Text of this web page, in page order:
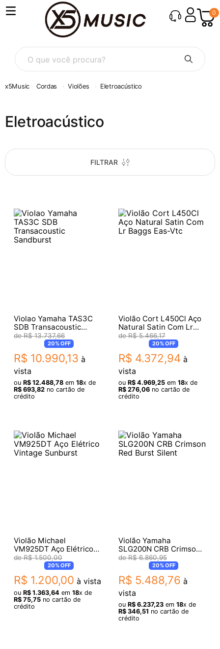
0
O que você procura?
Cordas Violões Eletroacústico
Eletroacústico
FILTRAR
Violao Yamaha TAS3C
SDB Transacoustic
Sandburst
R$ 13.737,66
20%OFF
R$ 10.990,13 à
vista
ou R$ 12.488,78em 18x de
R$ 693,82no cartão de
crédito
Violão Cort L450Cl Aço
Natural Satin Com Lr
Baggs Eas-Vtc
R$ 5.466,17
20%OFF
R$ 4.372,94 à
vista
ou R$ 4.969,25em 18x de
R$ 276,06no cartão de
crédito
Violão Michael
VM925DT Aço Elétrico
Vintage Sunburst
R$ 1.500,00
20%OFF
R$ 1.200,00 à vista
ou R$ 1.363,64em 18x de
R$ 75,75no cartão de
crédito
Violão Yamaha
SLG200N CRB Crimson
Red Burst Silent
R$ 6.860,95
20%OFF
R$ 5.488,76 à
vista
ou R$ 6.237,23em 18x de
R$ 346,51 no cartão de
crédito